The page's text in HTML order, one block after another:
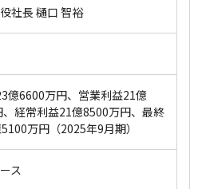
社長 樋口 智裕
億6600万円、営業利益21億
経常利益21億8500万円、最終
万円（2025年9月期）
ス